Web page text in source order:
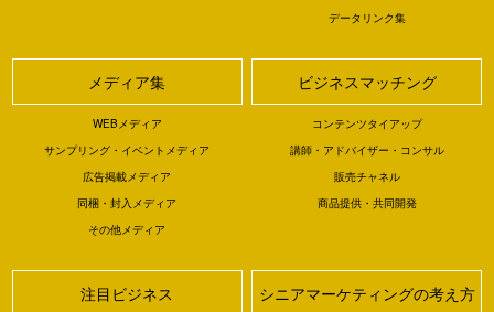
データリンク集
メディア集
WEBメディア
サンプリング・イベントメディア
広告掲載メディア
同梱・封入メディア
その他メディア
ビジネスマッチング
コンテンツタイアップ
講師・アドバイザー・コンサル
販売チャネル
商品提供・共同開発
注目ビジネス シニアマーケティングの考え方